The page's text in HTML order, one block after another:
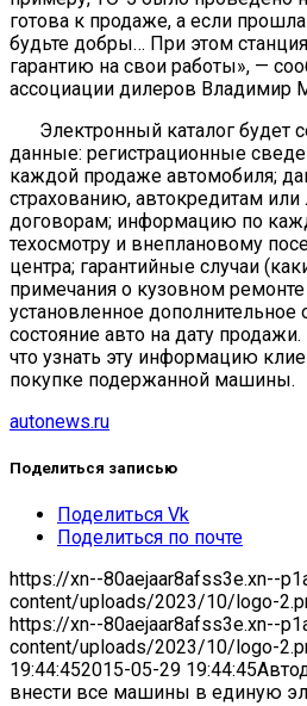
готова к продаже, а если
будьте добры… При этом
гарантию на свои работы», —
ассоциации дилеров Владимир
Электронный каталог будет
данные: регистрационные
каждой продаже автомобиля;
страхованию, автокредитам
договорам; информацию по
техосмотру и внеплановому
центра; гарантийные случаи
примечания о кузовном
установленное дополнительное
состояние авто на дату
что узнать эту информацию
покупке подержанной машины.
autonews.ru
Поделиться записью
Поделиться Vk
Поделиться по почте
https://xn--80aejaar8afss3e.xn--
content/uploads/2023/10/logo-
https://xn--80aejaar8afss3e.xn--
content/uploads/2023/10/logo-
19:44:452015-05-29 19:44:45
внести все машины в единую